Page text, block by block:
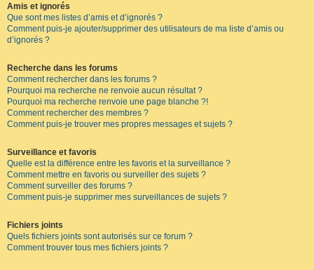
Amis et ignorés
Que sont mes listes d’amis et d’ignorés ?
Comment puis-je ajouter/supprimer des utilisateurs de ma liste d’amis ou
d’ignorés ?
Recherche dans les forums
Comment rechercher dans les forums ?
Pourquoi ma recherche ne renvoie aucun résultat ?
Pourquoi ma recherche renvoie une page blanche ?!
Comment rechercher des membres ?
Comment puis-je trouver mes propres messages et sujets ?
Surveillance et favoris
Quelle est la différence entre les favoris et la surveillance ?
Comment mettre en favoris ou surveiller des sujets ?
Comment surveiller des forums ?
Comment puis-je supprimer mes surveillances de sujets ?
Fichiers joints
Quels fichiers joints sont autorisés sur ce forum ?
Comment trouver tous mes fichiers joints ?